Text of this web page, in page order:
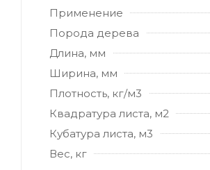
Применение
Порода дерева
Длина, мм
Ширина, мм
Плотность, кг/м3
Квадратура листа, м2
Кубатура листа, м3
Вес, кг